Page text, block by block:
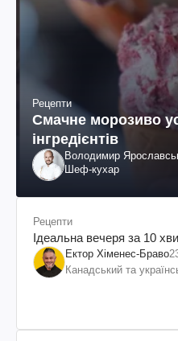
Рецепти
Смачне морозиво
інгредієнтів
Володимир
Шеф-кухар
Рецепти
Ідеальна вечеря за 10
Ектор Хіменес-Браво
Канадський та